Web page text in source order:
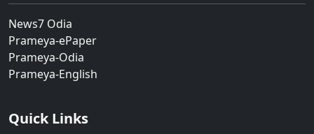
News7 Odia
Prameya-ePaper
Prameya-Odia
Prameya-English
Quick Links